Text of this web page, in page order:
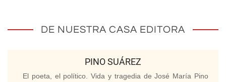
DE NUESTRA CASA EDITORA
PINO SUÁREZ
El poeta, el político. Vida y tragedia de José María Pino